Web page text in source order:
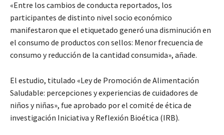
«Entre los cambios de conducta reportados, los
participantes de distinto nivel socio económico
manifestaron que el etiquetado generó una disminución en
el consumo de productos con sellos: Menor frecuencia de
consumo y reducción de la cantidad consumida», añade.
El estudio, titulado «Ley de Promoción de Alimentación
Saludable: percepciones y experiencias de cuidadores de
niños y niñas», fue aprobado por el comité de ética de
investigación Iniciativa y Reflexión Bioética (IRB).